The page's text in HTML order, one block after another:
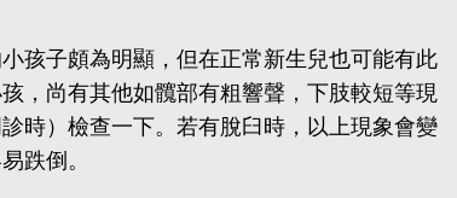
孩子頗為明顯，但在正常新生兒也可能有此
，尚有其他如髖部有粗響聲，下肢較短等現
時）檢查一下。若有脫臼時，以上現象會變
跌倒。